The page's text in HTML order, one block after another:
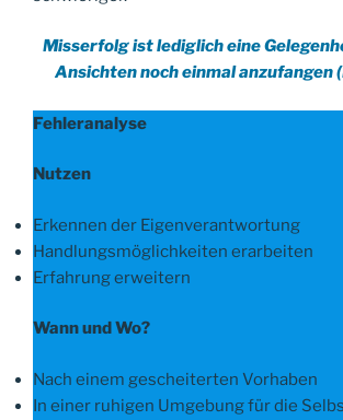
Misserfolg ist lediglich eine
Ansichten noch einmal anzufangen
Fehleranalyse
Nutzen
Erkennen der Eigenverantwortung
Handlungsmöglichkeiten erarbeiten
Erfahrung erweitern
Wann und Wo?
Nach einem gescheiterten Vorhaben
In einer ruhigen Umgebung für die